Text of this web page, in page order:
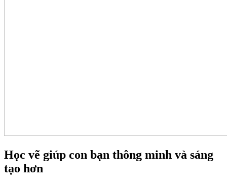
Học vẽ giúp con bạn thông minh và sáng
tạo hơn